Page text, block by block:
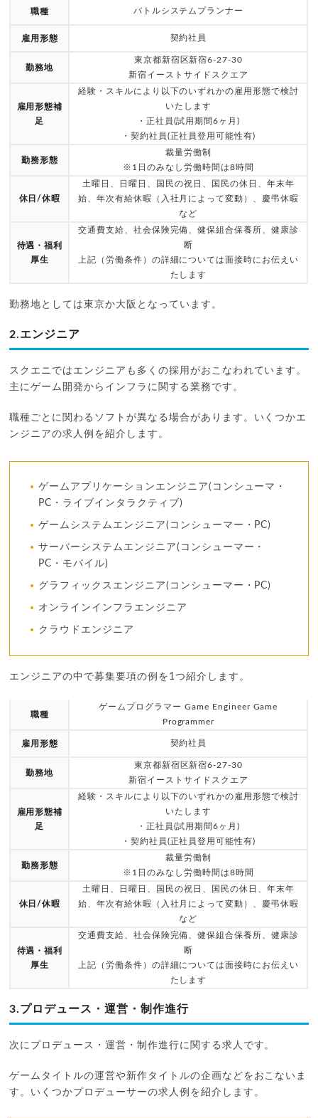
職種 バトルシステムプランナー
雇用形態 契約社員
勤務地
東京都新宿区新宿6-27-30
新宿イーストサイドスクエア
雇用形態補
足
経験・スキルにより以下のいずれかの雇用形態で検討
いたします
・正社員(試用期間6ヶ月)
・契約社員(正社員登用可能性有)
勤務形態
裁量労働制
※1日のみなし労働時間は8時間
休日/休暇
土曜日、日曜日、国民の祝日、国民の休日、年末年
始、年次有給休暇（入社月によって変動）、慶弔休暇
など
待遇・福利
厚生
交通費支給、社会保険完備、健保組合保養所、健康診
断
上記（労働条件）の詳細については面接時にお伝えい
たします
勤務地としては東京か大阪となっています。
2.エンジニア
スクエニではエンジニアも多くの採用がおこなわれています。
主にゲーム開発からインフラに関する業務です。
職種ごとに関わるソフトが異なる場合があります。いくつかエ
ンジニアの求人例を紹介します。
ゲームアプリケーションエンジニア(コンシューマ・
PC・ライブインタラクティブ)
ゲームシステムエンジニア(コンシューマー・PC)
サーバーシステムエンジニア(コンシューマー・
PC・モバイル)
グラフィックスエンジニア(コンシューマー・PC)
オンラインインフラエンジニア
クラウドエンジニア
エンジニアの中で募集要項の例を1つ紹介します。
職種
ゲームプログラマー Game Engineer Game
Programmer
雇用形態 契約社員
勤務地
東京都新宿区新宿6-27-30
新宿イーストサイドスクエア
雇用形態補
足
経験・スキルにより以下のいずれかの雇用形態で検討
いたします
・正社員(試用期間6ヶ月)
・契約社員(正社員登用可能性有)
勤務形態
裁量労働制
※1日のみなし労働時間は8時間
休日/休暇
土曜日、日曜日、国民の祝日、国民の休日、年末年
始、年次有給休暇（入社月によって変動）、慶弔休暇
など
待遇・福利
厚生
交通費支給、社会保険完備、健保組合保養所、健康診
断
上記（労働条件）の詳細については面接時にお伝えい
たします
3.プロデュース・運営・制作進行
次にプロデュース・運営・制作進行に関する求人です。
ゲームタイトルの運営や新作タイトルの企画などをおこないま
す。いくつかプロデューサーの求人例を紹介します。